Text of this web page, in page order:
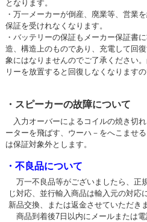
となります。
・万一メーカーが倒産、廃業等、営業
保証を受けれなくなります。
・バッテリーの保証もメーカー保証書
造、構造上のものであり、充電して回
象にはなりませんのでご了承ください
リーを放置すると回復しなくなります
・スピーカーの故障について
入力オーバーによるコイルの焼き切
ーターを飛ばす、ウーハ－をへこませ
は保証対象外とします。
・不良品について
万一不良品等がございましたら、正
じ対応、並行輸入商品は輸入元の対応
新品交換、または返金させていただきま
商品到着後7日以内にメールまたは